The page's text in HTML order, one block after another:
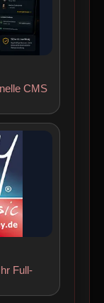
CMS
Full-